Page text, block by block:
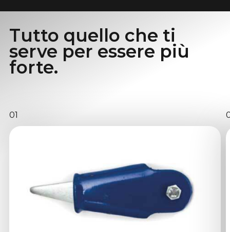
Tutto quello che ti
serve per essere più
forte.
01